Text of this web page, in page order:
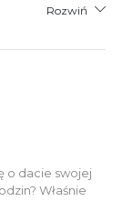
Rozwiń
o dacie swojej
Właśnie